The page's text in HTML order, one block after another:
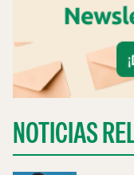
NOTICIAS